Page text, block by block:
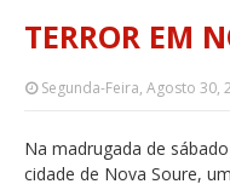
TERROR EM
Segunda-Feira, Agosto 30,
Na madrugada de
cidade de Nova Soure,